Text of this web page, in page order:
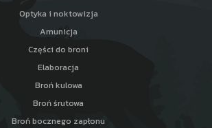
Optyka i noktowizja
Amunicja
Części do broni
Elaboracja
Broń kulowa
Broń śrutowa
Broń bocznego zapłonu